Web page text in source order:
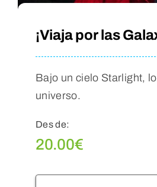
¡Viaja por las
Bajo un cielo Starlight,
universo.
Des de:
20.00€